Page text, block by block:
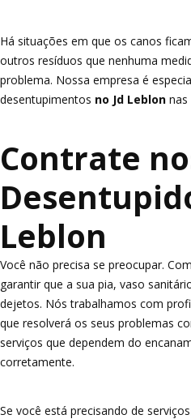
Há situações em que os canos
outros resíduos que nenhuma
problema. Nossa empresa é
desentupimentos no Jd Leblon nas
Contrate
Leblon
Você não precisa se preocupar.
garantir que a sua pia, vaso
dejetos. Nós trabalhamos com
que resolverá os seus problemas
serviços que dependem do
corretamente.
Se você está precisando de